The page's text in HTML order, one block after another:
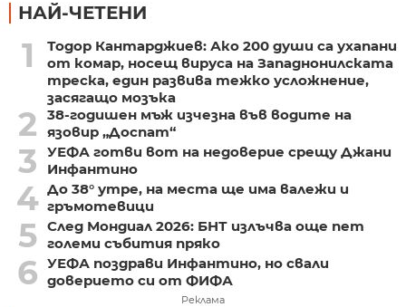
НАЙ-ЧЕТЕНИ
1
Тодор Кантарджиев: Ако 200 души са ухапани
от комар, носещ вируса на Западнонилската
треска, един развива тежко усложнение,
засягащо мозъка
2
38-годишен мъж изчезна във водите на
язовир „Доспат“
3
УЕФА готви вот на недоверие срещу Джани
Инфантино
4 До 38° утре, на места ще има валежи и
гръмотевици
5 След Мондиал 2026: БНТ излъчва още пет
големи събития пряко
6 УЕФА поздрави Инфантино, но свали
доверието си от ФИФА
Реклама